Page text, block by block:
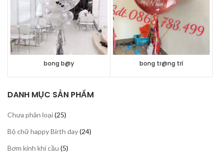
bong b@y bong tr@ng trí
DANH MỤC SẢN PHẨM
Chưa phân loại 2525
phẩm
Bộ chữ happy Birth day 2424
Bơm kinh khí cầu 55